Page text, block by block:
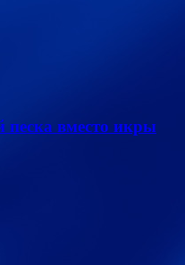
песка вместо икры